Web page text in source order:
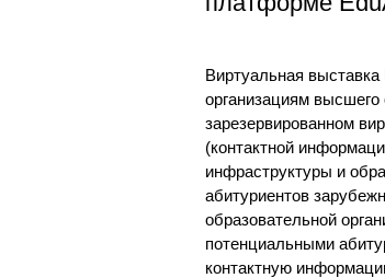
Профком студентов
Расписание занятий
Виртуальная
организациям
зарезервированном
(контактной
инфраструктуры и
абитуриентов
образовательной
потенциальными
контактную